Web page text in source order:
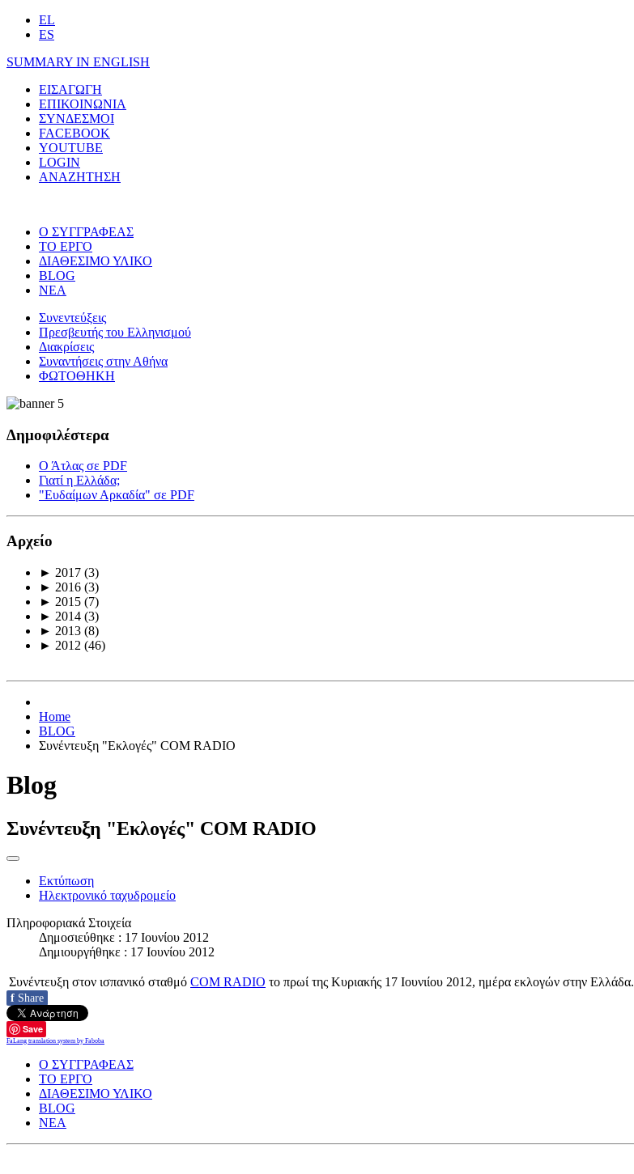
EL
ES
SUMMARY IN ENGLISH
ΕΙΣΑΓΩΓΗ
ΕΠΙΚΟΙΝΩΝΙΑ
ΣΥΝΔΕΣΜΟΙ
FACEBOOK
YOUTUBE
LOGIN
ΑΝΑΖΗΤΗΣΗ
O ΣΥΓΓΡΑΦΕΑΣ
ΤΟ ΕΡΓΟ
ΔΙΑΘΕΣΙΜΟ ΥΛΙΚΟ
BLOG
ΝΕΑ
Συνεντεύξεις
Πρεσβευτής του Ελληνισμού
Διακρίσεις
Συναντήσεις στην Αθήνα
ΦΩΤΟΘΗΚΗ
Δημοφιλέστερα
Ο Άτλας σε PDF
Γιατί η Ελλάδα;
"Ευδαίμων Αρκαδία" σε PDF
Αρχείο
► 2017 (3)
► 2016 (3)
► 2015 (7)
► 2014 (3)
► 2013 (8)
► 2012 (46)
Home
BLOG
Συνέντευξη "Εκλογές" COM RADIO
Blog
Συνέντευξη "Εκλογές" COM RADIO
Εκτύπωση
Ηλεκτρονικό ταχυδρομείο
Πληροφοριακά Στοιχεία
Δημοσιεύθηκε : 17 Ιουνίου 2012
Δημιουργήθηκε : 17 Ιουνίου 2012
Συνέντευξη στον ισπανικό σταθμό COM RADIO το πρωί της Κυριακής 17 Ιουνιίου 2012, ημέρα εκλογών στην Ελλάδα.
f Share
Save
FaLang translation system by Faboba
O ΣΥΓΓΡΑΦΕΑΣ
ΤΟ ΕΡΓΟ
ΔΙΑΘΕΣΙΜΟ ΥΛΙΚΟ
BLOG
ΝΕΑ